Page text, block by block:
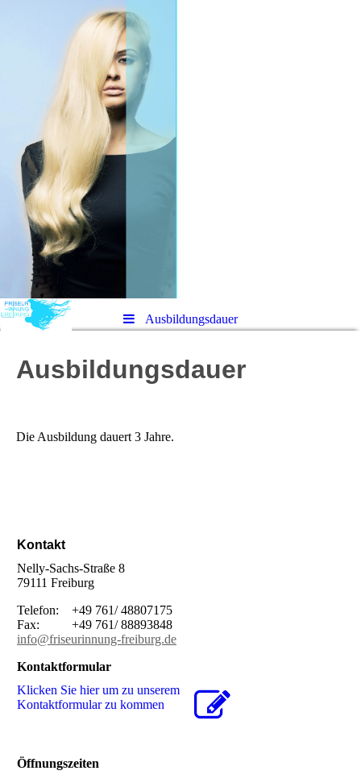
Ausbildungsdauer
Ausbildungsdauer
Die Ausbildung dauert 3 Jahre.
Kontakt
Nelly-Sachs-Straße 8
79111 Freiburg
Telefon: +49 761/ 48807175
Fax: +49 761/ 88893848
info@friseurinnung-freiburg.de
Kontaktformular
Klicken Sie hier um zu unserem
Kon­takt­for­mu­lar zu kommen
Öffnungszeiten